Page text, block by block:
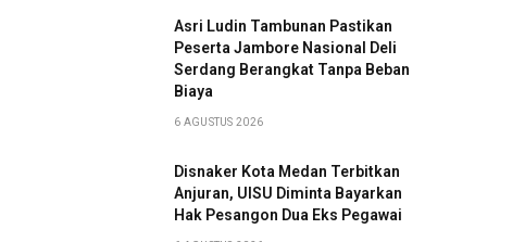
Asri Ludin Tambunan Pastikan
Peserta Jambore Nasional Deli
Serdang Berangkat Tanpa Beban
Biaya
6 AGUSTUS 2026
Disnaker Kota Medan Terbitkan
Anjuran, UISU Diminta Bayarkan
Hak Pesangon Dua Eks Pegawai